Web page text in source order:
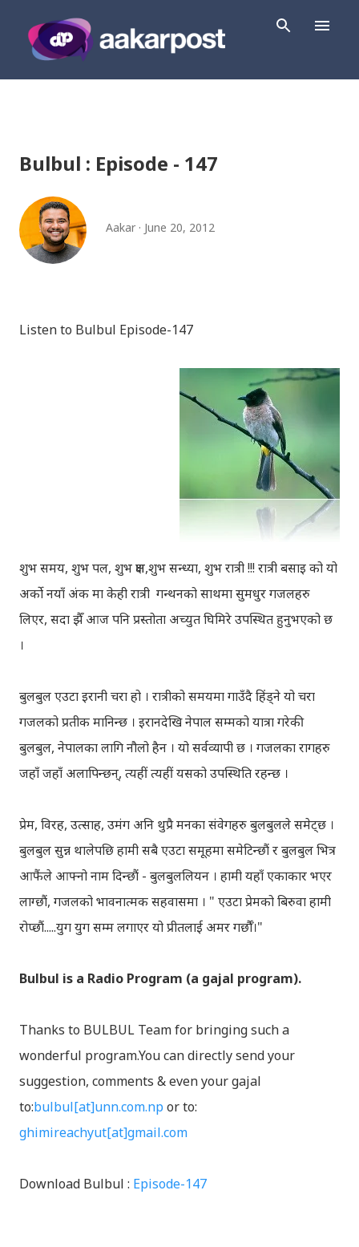
Bulbul : Episode - 147
Aakar June 20, 2012
Listen to Bulbul Episode-147
शुभ समय, शुभ पल, शुभ क्षण,शुभ सन्ध्या, शुभ रात्री !!! रात्री बसाइ को यो
अर्को नयाँ अंक मा केही रात्री गन्थनको साथमा सुमधुर गजलहरु
लिएर, सदा झैँ आज पनि प्रस्तोता अच्युत घिमिरे उपस्थित हुनुभएको छ
।
बुलबुल एउटा इरानी चरा हो । रात्रीको समयमा गाउँदै हिंड्‍ने यो चरा
गजलको प्रतीक मानिन्छ । इरानदेखि नेपाल सम्मको यात्रा गरेकी
बुलबुल, नेपालका लागि नौलो हैन । यो सर्वव्यापी छ । गजलका रागहरु
जहाँ जहाँ अलापिन्छन्, त्यहीं त्यहीं यसको उपस्थिति रहन्छ ।
प्रेम, विरह, उत्साह, उमंग अनि थुप्रै मनका संवेगहरु बुलबुलले समेट्‍छ ।
बुलबुल सुन्न थालेपछि हामी सबै एउटा समूहमा समेटिन्छौं र बुलबुल भित्र
आफैंले आफ्‍नो नाम दिन्छौं - बुलबुललियन । हामी यहाँ एकाकार भएर
लाग्छौं, गजलको भावनात्मक सहवासमा । " एउटा प्रेमको बिरुवा हामी
रोप्छौं.....युग युग सम्म लगाएर यो प्रीतलाई अमर गर्छौँ।"
Bulbul is a Radio Program (a gajal program).
Thanks to BULBUL Team for bringing such a
wonderful program.You can directly send your
suggestion, comments & even your gajal
to:bulbul[at]unn.com.np or to:
ghimireachyut[at]gmail.com
Download Bulbul : Episode-147